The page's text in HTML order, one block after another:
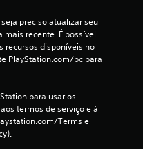
i
f
c
preciso atualizar seu
recente. É possível
recursos disponíveis no
PlayStation.com/bc para
para usar os
termos de serviço e à
Terms e